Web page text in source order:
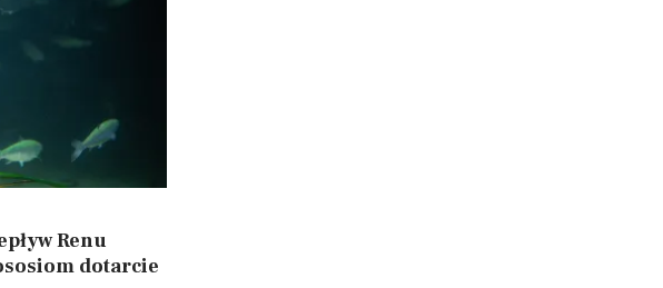
Renu
dotarcie